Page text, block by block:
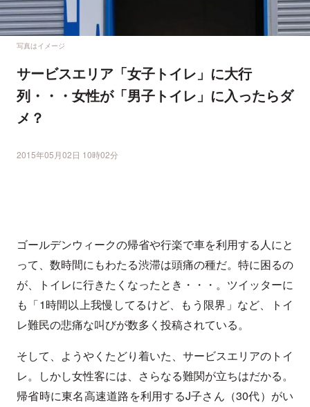
写真はイメージ
サービスエリア「女子トイレ」に大行
列・・・女性が「男子トイレ」に入ったらダ
メ？
2015年05月02日 10時02分
ゴールデンウィークの帰省や行楽で車を利用する人にと
って、数時間にもわたる渋滞は頭痛の種だ。特に困るの
が、トイレに行きたくなったとき・・・。ツイッターに
も「1時間以上我慢してるけど、もう限界」など、トイ
レ難民の悲痛な叫びが数多く投稿されている。
そして、ようやくたどり着いた、サービスエリアのトイ
レ。しかし女性客には、さらなる難関が立ちはだかる。
帰省時に東名高速道路を利用するJ子さん（30代）がい